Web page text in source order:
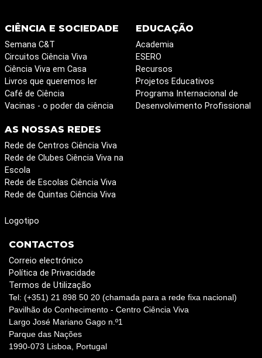
CIÊNCIA E SOCIEDADE
Semana C&T
Circuitos Ciência Viva
Ciência Viva em Casa
Livros que queremos ler
Café de Ciência
Vacinas - o poder da ciência
EDUCAÇÃO
Academia
ESERO
Recursos
Projetos Educativos
Programa Internacional de
Desenvolvimento Profissional
AS NOSSAS REDES
Rede de Centros Ciência Viva
Rede de Clubes Ciência Viva na
Escola
Rede de Escolas Ciência Viva
Rede de Quintas Ciência Viva
Logotipo
CONTACTOS
Correio electrónico
Política de Privacidade
Termos de Utilização
Tel: (+351) 21 898 50 20 (chamada para a rede fixa nacional)
Pavilhão do Conhecimento - Centro Ciência Viva
Largo José Mariano Gago n.º1
Parque das Nações
1990-073 Lisboa, Portugal